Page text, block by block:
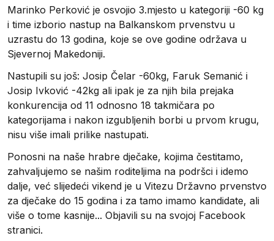
Marinko Perković je osvojio 3.mjesto u kategoriji -60 kg
i time izborio nastup na Balkanskom prvenstvu u
uzrastu do 13 godina, koje se ove godine održava u
Sjevernoj Makedoniji.
Nastupili su još: Josip Čelar -60kg, Faruk Semanić i
Josip Ivković -42kg ali ipak je za njih bila prejaka
konkurencija od 11 odnosno 18 takmičara po
kategorijama i nakon izgubljenih borbi u prvom krugu,
nisu više imali prilike nastupati.
Ponosni na naše hrabre dječake, kojima čestitamo,
zahvaljujemo se našim roditeljima na podršci i idemo
dalje, već slijedeći vikend je u Vitezu Državno prvenstvo
za dječake do 15 godina i za tamo imamo kandidate, ali
više o tome kasnije... Objavili su na svojoj Facebook
stranici.